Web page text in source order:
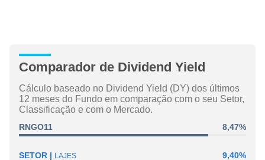
Comparador de Dividend Yield
Cálculo baseado no Dividend Yield (DY) dos últimos
12 meses do Fundo em comparação com o seu Setor,
Classificação e com o Mercado.
RNGO11 8,47%
SETOR
LAJES
9,40%